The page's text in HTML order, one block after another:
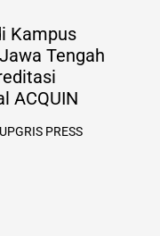
Kampus
Tengah
ACQUIN
UPGRIS PRESS